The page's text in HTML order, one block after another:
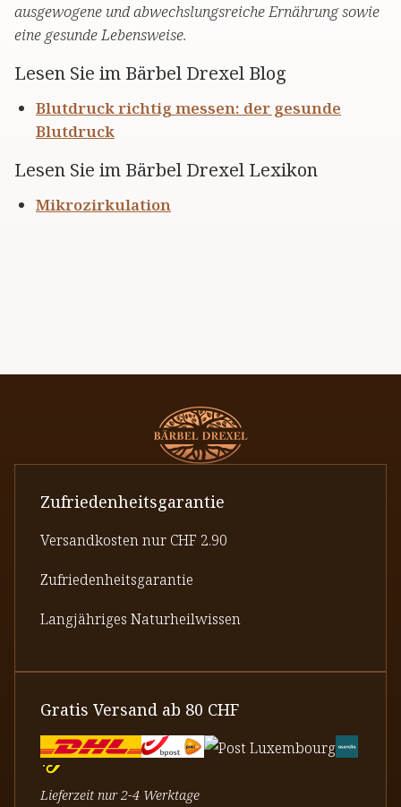
ausgewogene und abwechslungsreiche Ernährung sowie
eine gesunde Lebensweise.
Lesen Sie im Bärbel Drexel Blog
Blutdruck richtig messen: der gesunde
Blutdruck
Lesen Sie im Bärbel Drexel Lexikon
Mikrozirkulation
Zufriedenheitsgarantie
Versandkosten nur CHF 2.90
Zufriedenheitsgarantie
Langjähriges Naturheilwissen
Gratis Versand ab 80 CHF
Lieferzeit nur 2-4 Werktage